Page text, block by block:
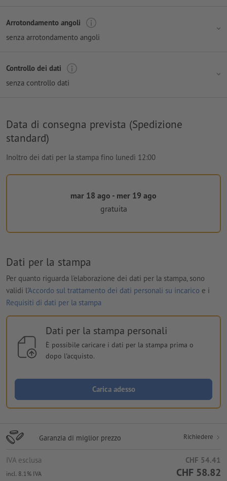
Arrotondamento angoli
senza arrotondamento angoli
Controllo dei dati
senza controllo dati
Data di consegna prevista (Spedizione
standard)
Inoltro dei dati per la stampa fino lunedì 12:00
mar 18 ago - mer 19 ago
gratuita
Dati per la stampa
Per quanto riguarda l'elaborazione dei dati per la stampa, sono
validi l'Accordo sul trattamento dei dati personali su incarico e i
Requisiti di dati per la stampa
Dati per la stampa personali
È possibile caricare i dati per la stampa prima o
dopo l'acquisto.
Carica adesso
Garanzia di miglior prezzo Richiedere
IVA esclusa CHF 54.41
incl. 8.1% IVA CHF 58.82